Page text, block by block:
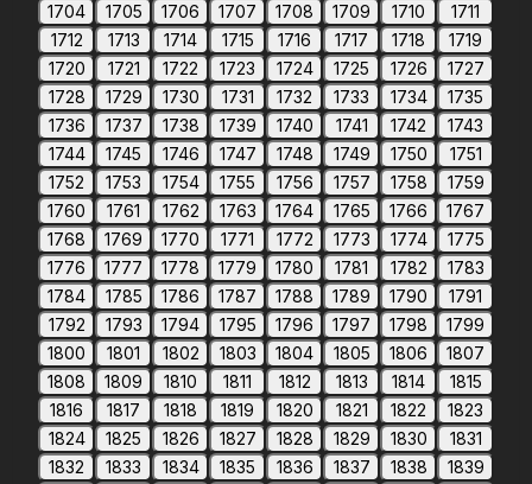
1704
1705 1706 1707 1708 1709 1710
1711
1712
1713 1714 1715 1716 1717 1718
1719
1720
1721 1722 1723 1724 1725 1726
1727
1728
1729 1730 1731 1732 1733 1734
1735
1736
1737 1738 1739 1740 1741 1742
1743
1744
1745 1746 1747 1748 1749 1750
1751
1752
1753 1754 1755 1756 1757 1758
1759
1760
1761 1762 1763 1764 1765 1766
1767
1768
1769 1770 1771 1772 1773 1774
1775
1776
1777 1778 1779 1780 1781 1782
1783
1784
1785 1786 1787 1788 1789 1790
1791
1792
1793 1794 1795 1796 1797 1798
1799
1800
1801 1802 1803 1804 1805 1806
1807
1808
1809 1810 1811 1812 1813 1814
1815
1816
1817 1818 1819 1820 1821 1822
1823
1824
1825 1826 1827 1828 1829 1830
1831
1832
1833 1834 1835 1836 1837 1838
1839